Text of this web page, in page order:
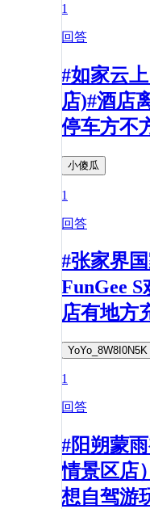
1
回答
#如家云
店)#酒店
停车方不
小傻瓜
1
回答
#张家界
FunGee
店有地方
YoYo_8W8I0N5K
1
回答
#阳朔蒙
情景区店
想自驾游